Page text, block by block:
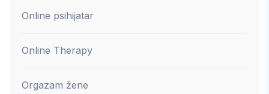
Online psihijatar
Online Therapy
Orgazam žene